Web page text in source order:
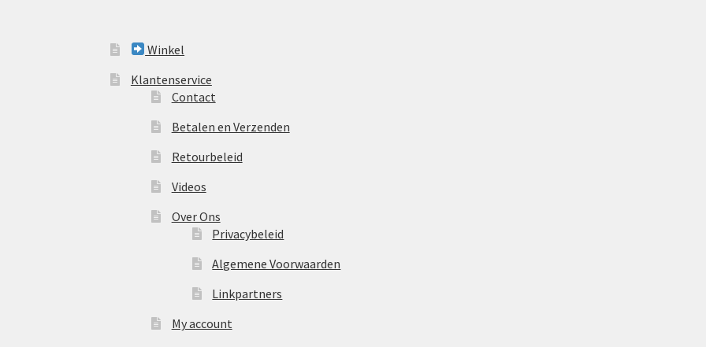
Winkel
Klantenservice
Contact
Betalen en Verzenden
Retourbeleid
Videos
Over Ons
Privacybeleid
Algemene Voorwaarden
Linkpartners
My account